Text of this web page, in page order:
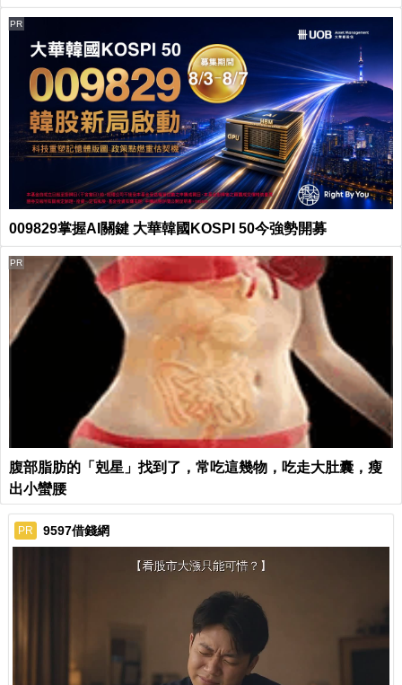
009829掌握AI關鍵 大華韓國KOSPI 50今強勢開募
PR
腹部脂肪的「剋星」找到了，常吃這幾物，吃走大肚囊，瘦
出小蠻腰
PR
PR 9597借錢網